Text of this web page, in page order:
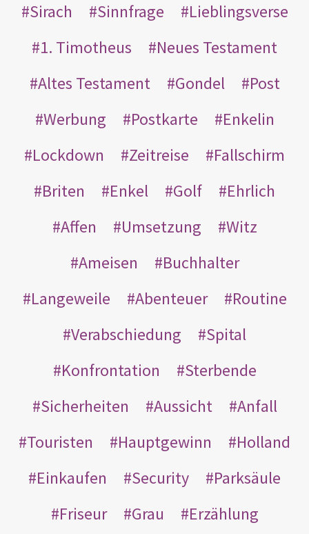
Sirach
Sinnfrage
Lieblingsverse
1. Timotheus
Neues Testament
Altes Testament
Gondel
Post
Werbung
Postkarte
Enkelin
Lockdown
Zeitreise
Fallschirm
Briten
Enkel Golf
Ehrlich
Affen
Umsetzung
Witz
Ameisen
Buchhalter
Langeweile
Abenteuer
Routine
Verabschiedung
Spital
Konfrontation
Sterbende
Sicherheiten
Aussicht
Anfall
Touristen
Hauptgewinn
Holland
Einkaufen
Security
Parksäule
Friseur
Grau Erzählung